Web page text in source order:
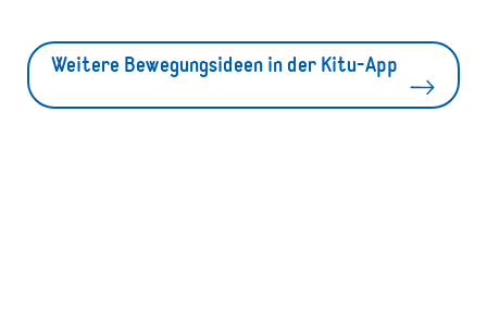
Weitere Bewegungsideen in der Kitu-App